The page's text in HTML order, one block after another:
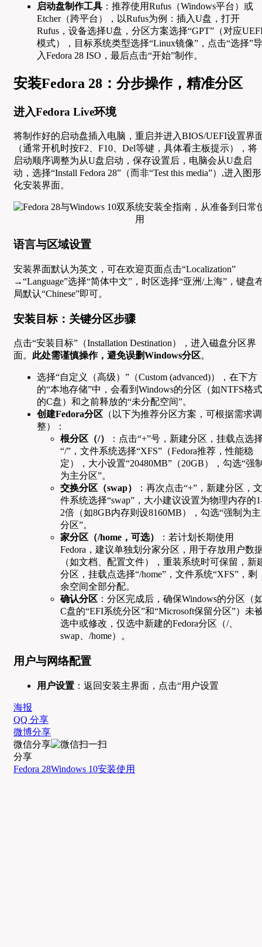
启动盘制作工具 ：推荐使用Rufus（Windows平台）或
Etcher（跨平台），以Rufus为例：插入U盘，打开
Rufus，设备选择U盘，分区方案选择“GPT”（对应
模式），目标系统类型选择“Linux镜像”，点击“选择”导
入Fedora 28 ISO，最后点击“开始”制作。
安装Fedora 28：分步操作，精准分区
进入Fedora Live环境
将制作好的启动盘插入电脑，重启并进入BIOS/UEFI设置界
（通常开机时按F2、F10、Del等键，具体看主板提示），将
启动顺序调整为从U盘启动，保存设置后，电脑会从U盘启
动，选择“Install Fedora 28”（而非“Test this media”）,进入图形
化安装界面。
语言与区域设置
安装界面默认为英文，可在欢迎页面点击“Localization”
→“Language”选择“简体中文”，时区选择“亚洲/上海”，键盘
局默认“Chinese”即可。
安装目标：关键分区步骤
点击“安装目标”（Installation Destination），进入磁盘分区界
面。 此处需谨慎操作，避免误删Windows分区。
选择“自定义（高级）”（Custom (advanced)），在下方
的“本地存储”中，会看到Windows的分区（如NTFS格式
的C盘）和之前释放的“未分配空间”。
创建Fedora分区 （以下为推荐分区方案，可根据需求调
整）：
根分区（/）
：点击“+”号，新建分区，挂载点选
“/”，文件系统选择“XFS”（Fedora推荐，性能稳
定），大小设置“20480MB”（20GB），勾选“强
为主分区”。
交换分区（swap）
：再次点击“+”，新建分区，文
件系统选择“swap”，大小建议设置为物理内存的
2倍（如8GB内存则设8160MB），勾选“强制为主
分区”。
家分区（/home，可选）
：若计划长期使用
Fedora，建议单独划分家分区，用于存放用户数
（如文档、配置文件），重装系统时可保留，新
分区，挂载点选择“/home”，文件系统“XFS”，剩
余空间全部分配。
确认分区 ：分区完成后，确保Windows的分区（
C盘的“EFI系统分区”和“Microsoft保留分区”）未
选中或修改，仅选中新建的Fedora分区（/、
swap、/home）。
用户与网络配置
用户设置 ：返回安装主界面，点击“用户设置
海报
QQ 分享
微博分享
微信分享
分享
Fedora 28Windows 10安装使用